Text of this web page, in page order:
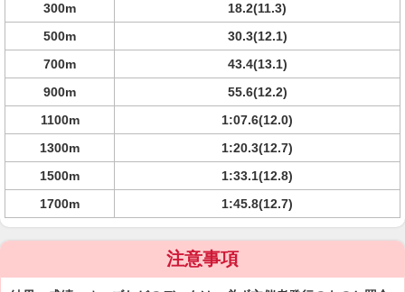
300m
18.2(11.3)
500m
30.3(12.1)
700m
43.4(13.1)
900m
55.6(12.2)
1100m
1:07.6(12.0)
1300m
1:20.3(12.7)
1500m
1:33.1(12.8)
1700m
1:45.8(12.7)
注意事項